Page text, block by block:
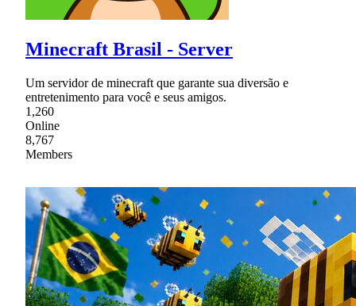
Minecraft Brasil - Server
Um servidor de minecraft que garante sua diversão e
entretenimento para você e seus amigos.
1,260
Online
8,767
Members